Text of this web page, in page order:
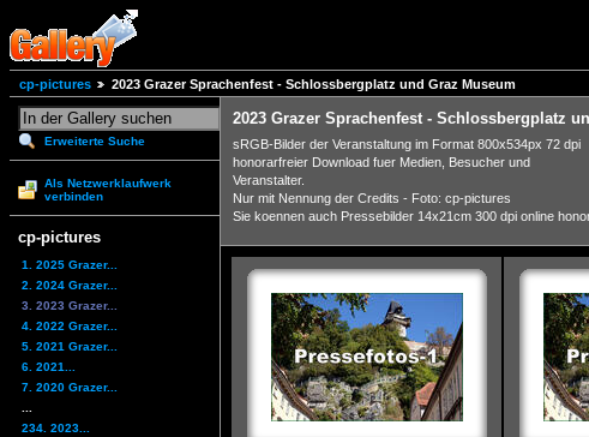
cp-pictures 2023 Grazer Sprachenfest - Schlossbergplatz und Graz Museum
Erweiterte Suche
Als Netzwerklaufwerk
verbinden
cp-pictures
1. 2025 Grazer...
2. 2024 Grazer...
3. 2023 Grazer...
4. 2022 Grazer...
5. 2021 Grazer...
6. 2021...
7. 2020 Grazer...
234. 2023...
2023 Grazer Sprachenfest - Schlossbergplatz
sRGB-Bilder der Veranstaltung im Format 800x534px 72 dpi
honorarfreier Download fuer Medien, Besucher und
Veranstalter.
Nur mit Nennung der Credits - Foto: cp-pictures
Sie koennen auch Pressebilder 14x21cm 300 dpi online